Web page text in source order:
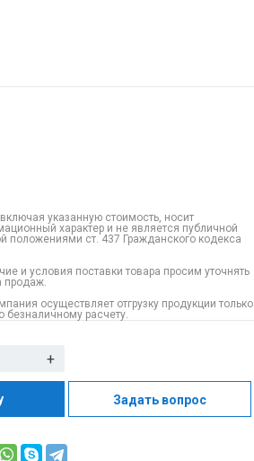
указанную стоимость, носит
характер и не является публичной
положениями ст. 437 Гражданского кодекса
и условия поставки товара просим уточнять
продаж.
осуществляет отгрузку продукции только
расчету.
+
Задать вопрос